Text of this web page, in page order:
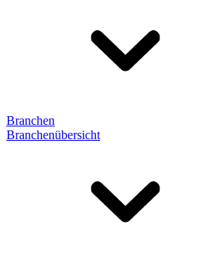
Branchen
Branchenübersicht